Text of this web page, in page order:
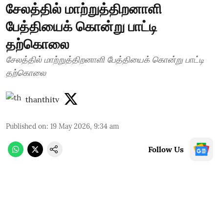
சேலத்தில் மாற்றுத்திறனாளி
பேத்தியைக் கொன்று பாட்டி
தற்கொலை
சேலத்தில் மாற்றுத்திறனாளி பேத்தியைக் கொன்று பாட்டி
தற்கொலை
thanthitv
Published on: 19 May 2026, 9:34 am
Follow Us